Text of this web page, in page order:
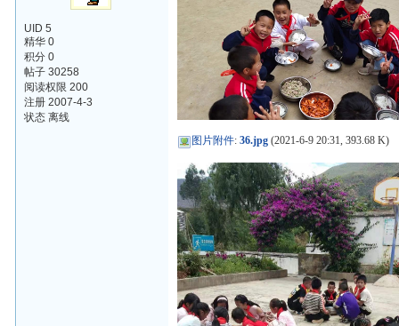
UID 5
精华 0
积分 0
帖子 30258
阅读权限 200
注册 2007-4-3
状态 离线
图片附件:36.jpg (2021-6-9 20:31, 393.68 K)